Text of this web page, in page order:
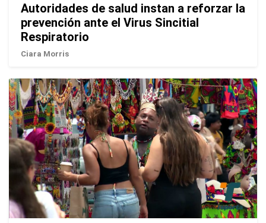
Autoridades de salud instan a reforzar la
prevención ante el Virus Sincitial
Respiratorio
Ciara Morris